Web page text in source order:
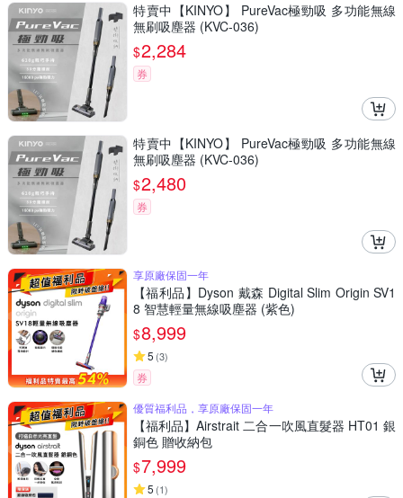
特賣中【KINYO】 PureVac極勁吸 多功能無線
無刷吸塵器 (KVC-036)
$2,284
券
特賣中【KINYO】 PureVac極勁吸 多功能無線
無刷吸塵器 (KVC-036)
$2,480
券
享原廠保固一年
【福利品】Dyson 戴森 Digital Slim Origin SV1
8 智慧輕量無線吸塵器 (紫色)
$8,999
5 (3)
券
優質福利品，享原廠保固一年
【福利品】Airstrait 二合一吹風直髮器 HT01 銀
銅色 贈收納包
$7,999
5 (1)